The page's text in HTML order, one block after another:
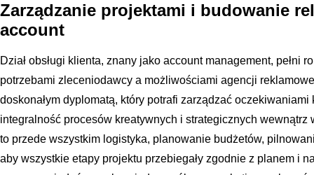
Zarządzanie projektami i budowanie
account
Dział obsługi klienta, znany jako account management, pełni
potrzebami zleceniodawcy a możliwościami agencji
doskonałym dyplomatą, który potrafi zarządzać
integralność procesów kreatywnych i strategicznych wewnątrz
to przede wszystkim logistyka, planowanie budżetów,
aby wszystkie etapy projektu przebiegały zgodnie z planem i